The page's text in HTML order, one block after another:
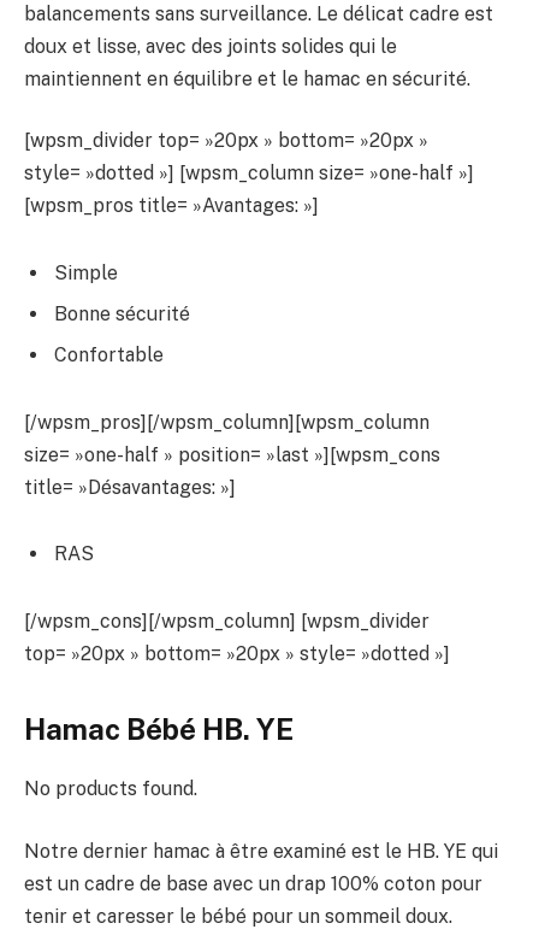
balancements sans surveillance. Le délicat cadre est
doux et lisse, avec des joints solides qui le
maintiennent en équilibre et le hamac en sécurité.
[wpsm_divider top= »20px » bottom= »20px »
style= »dotted »] [wpsm_column size= »one-half »]
[wpsm_pros title= »Avantages: »]
Simple
Bonne sécurité
Confortable
[/wpsm_pros][/wpsm_column][wpsm_column
size= »one-half » position= »last »][wpsm_cons
title= »Désavantages: »]
RAS
[/wpsm_cons][/wpsm_column] [wpsm_divider
top= »20px » bottom= »20px » style= »dotted »]
Hamac Bébé HB. YE
No products found.
Notre dernier hamac à être examiné est le HB. YE qui
est un cadre de base avec un drap 100% coton pour
tenir et caresser le bébé pour un sommeil doux.